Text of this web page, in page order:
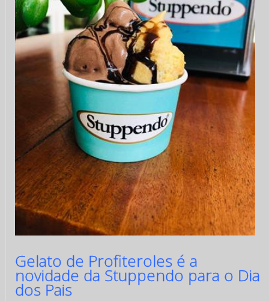
Gelato de Profiteroles é a
novidade da Stuppendo para o Dia
dos Pais